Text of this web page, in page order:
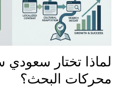
لماذا تختار
محركات البحث؟